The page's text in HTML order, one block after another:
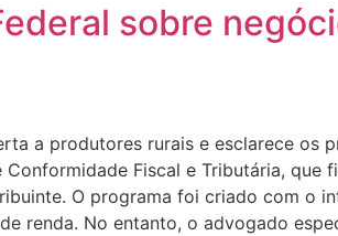
sobre
a produtores rurais e esclarece os
Fiscal e Tributária,
O programa foi criado com o
renda. No entanto, o advogado